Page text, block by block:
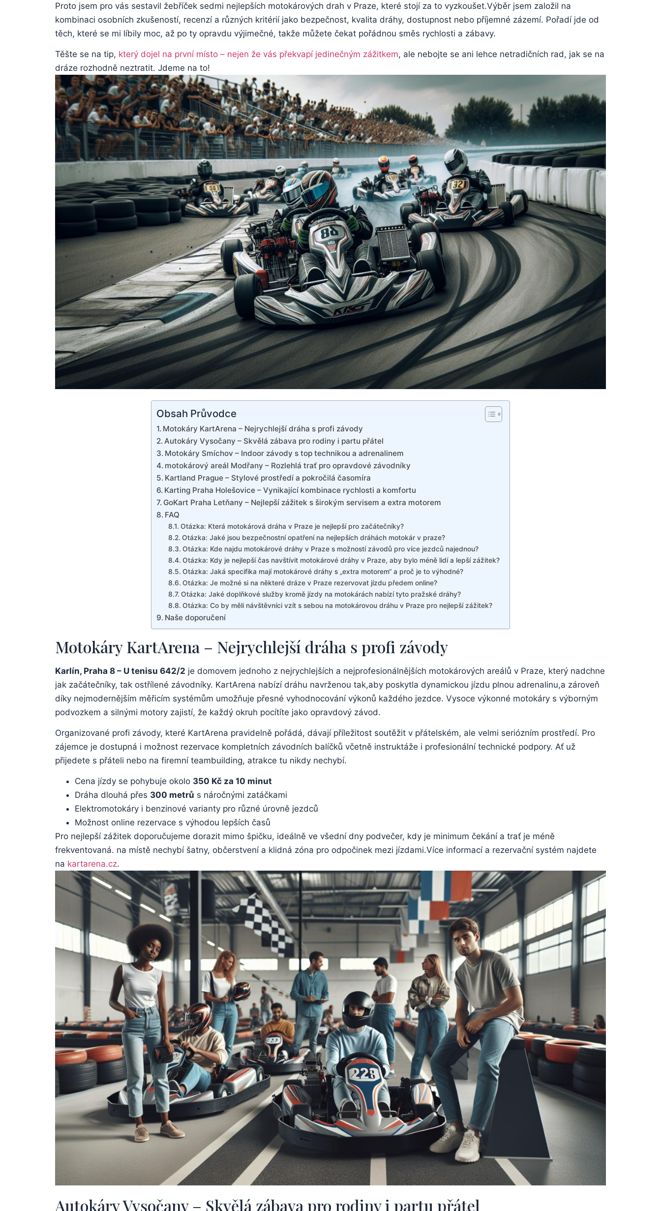
Proto jsem pro vás sestavil žebříček sedmi nejlepších motokárových drah v Praze, které stojí za to vyzkoušet.Výběr jsem založil na
kombinaci osobních zkušeností, recenzí a různých kritérií jako bezpečnost, kvalita dráhy, dostupnost nebo příjemné zázemí. Pořadí jde od
těch, které se mi líbily moc, až po ty opravdu výjimečné, takže můžete čekat pořádnou směs rychlosti a zábavy.
Těšte se na tip, který dojel na první místo – nejen že vás překvapí jedinečným zážitkem, ale nebojte se ani lehce netradičních rad, jak se na
dráze rozhodně neztratit. Jdeme na to!
Obsah Průvodce
Motokáry KartArena – Nejrychlejší dráha s profi závody
Autokáry Vysočany – Skvělá zábava pro rodiny i partu přátel
Motokáry Smíchov – Indoor závody s top technikou a adrenalinem
motokárový areál Modřany – Rozlehlá trať pro opravdové závodníky
Kartland Prague – Stylové prostředí a pokročilá časomíra
Karting Praha Holešovice – Vynikající kombinace rychlosti a komfortu
GoKart Praha Letňany – Nejlepší zážitek s širokým servisem a extra motorem
FAQ
Otázka: Která motokárová dráha v Praze je nejlepší pro začátečníky?
Otázka: Jaké jsou bezpečnostní opatření na nejlepších dráhách motokár v praze?
Otázka: Kde najdu motokárové dráhy v Praze s možností závodů pro více jezdců najednou?
Otázka: Kdy je nejlepší čas navštívit motokárové dráhy v Praze, aby bylo méně lidí a lepší zážitek?
Otázka: Jaká specifika mají motokárové dráhy s „extra motorem“ a proč je to výhodné?
Otázka: Je možné si na některé dráze v Praze rezervovat jízdu předem online?
Otázka: Jaké doplňkové služby kromě jízdy na motokárách nabízí tyto pražské dráhy?
Otázka: Co by měli návštěvníci vzít s sebou na motokárovou dráhu v Praze pro nejlepší zážitek?
Naše doporučení
Motokáry KartArena – Nejrychlejší dráha s profi závody
Karlín, Praha 8 – U tenisu 642/2 je domovem jednoho z nejrychlejších a nejprofesionálnějších motokárových areálů v Praze, který nadchne
jak začátečníky, tak ostřílené závodníky. KartArena nabízí dráhu navrženou tak,aby poskytla dynamickou jízdu plnou adrenalinu,a zároveň
díky nejmodernějším měřicím systémům umožňuje přesné vyhodnocování výkonů každého jezdce. Vysoce výkonné motokáry s výborným
podvozkem a silnými motory zajistí, že každý okruh pocítíte jako opravdový závod.
Organizované profi závody, které KartArena pravidelně pořádá, dávají příležitost soutěžit v přátelském, ale velmi seriózním prostředí. Pro
zájemce je dostupná i možnost rezervace kompletních závodních balíčků včetně instruktáže i profesionální technické podpory. Ať už
přijedete s přáteli nebo na firemní teambuilding, atrakce tu nikdy nechybí.
Cena jízdy se pohybuje okolo 350 Kč za 10 minut
Dráha dlouhá přes 300 metrů s náročnými zatáčkami
Elektromotokáry i benzinové varianty pro různé úrovně jezdců
Možnost online rezervace s výhodou lepších časů
Pro nejlepší zážitek doporučujeme dorazit mimo špičku, ideálně ve všední dny podvečer, kdy je minimum čekání a trať je méně
frekventovaná. na místě nechybí šatny, občerstvení a klidná zóna pro odpočinek mezi jízdami.Více informací a rezervační systém najdete
na kartarena.cz.
Autokáry Vysočany – Skvělá zábava pro rodiny i partu přátel